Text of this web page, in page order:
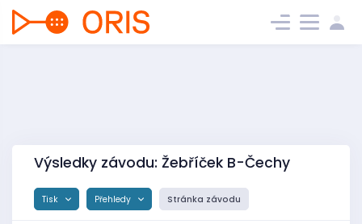
Výsledky závodu: Žebříček B-Čechy
Tisk Přehledy Stránka závodu